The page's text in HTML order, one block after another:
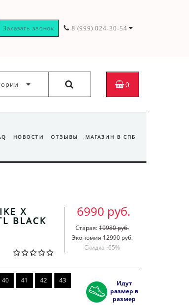
Заказать звонок 8 (999) 024-30-54
0
НОВОСТИ ОТЗЫВЫ МАГАЗИН В СПБ
X
BLACK
6990 руб.
Старая:19980 руб.
Экономия 12990 руб.
Скидка -65%
40 41 42 43
Идут
размер в
размер